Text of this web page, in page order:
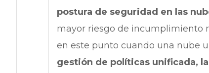
postura de seguridad en las
mayor riesgo de incumplimiento
en este punto cuando una nube
gestión de políticas unificada,